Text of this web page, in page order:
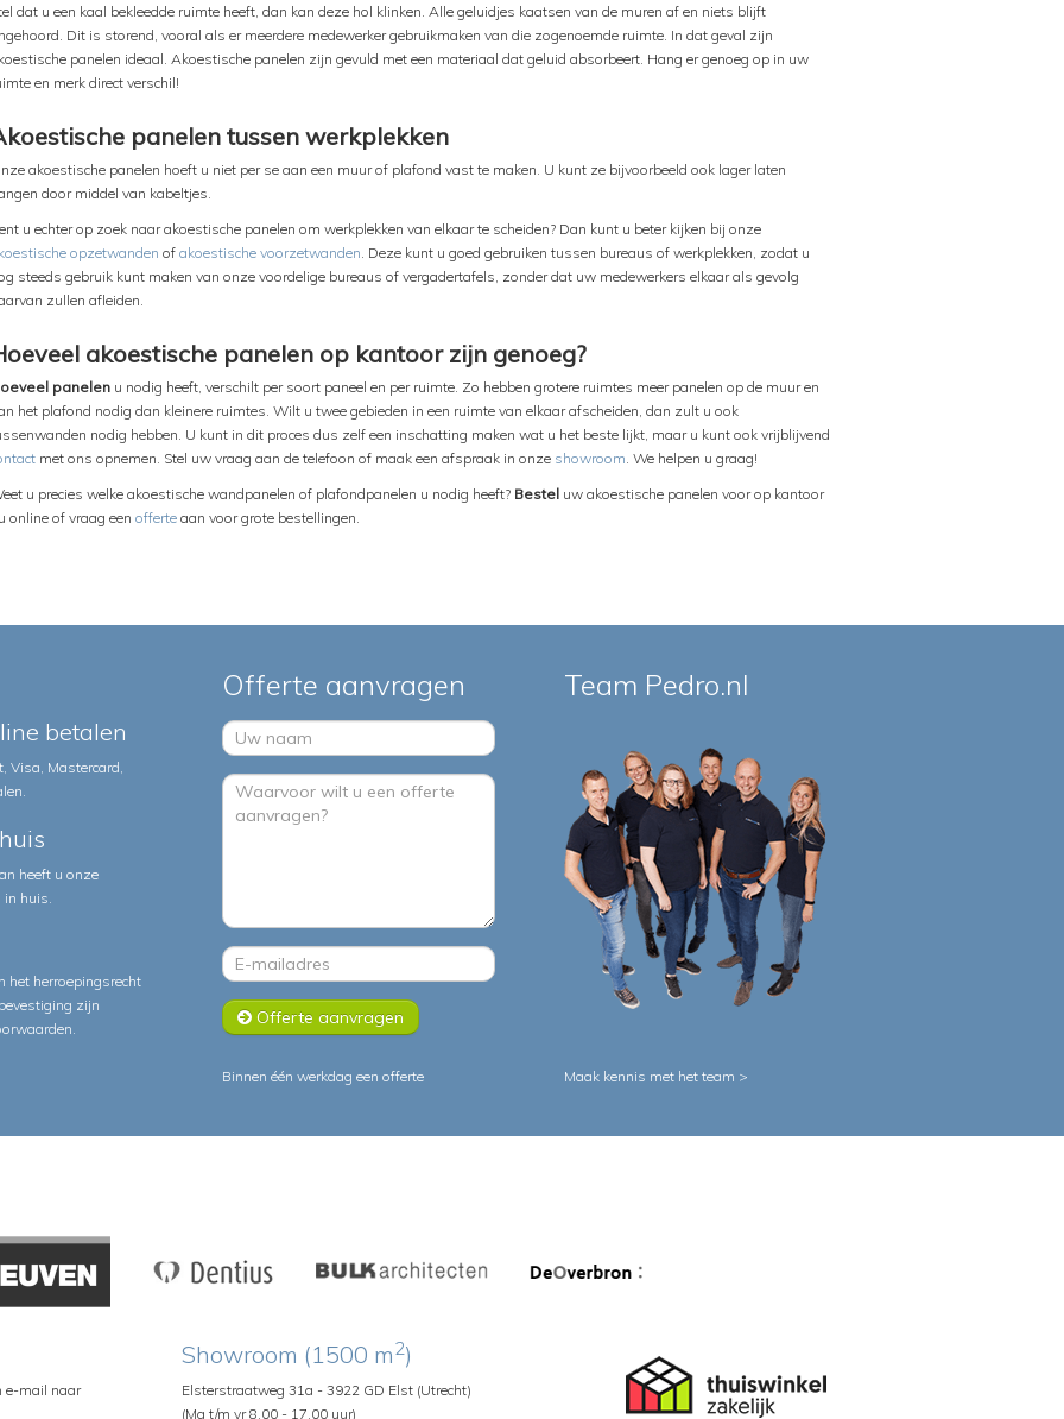
dat u een kaal bekleedde ruimte heeft, dan kan deze hol klinken. Alle geluidjes kaatsen van de muren af en niets blijft
Dit is storend, vooral als er meerdere medewerker gebruikmaken van die zogenoemde ruimte. In dat geval zijn
panelen ideaal. Akoestische panelen zijn gevuld met een materiaal dat geluid absorbeert. Hang er genoeg op in uw
en merk direct verschil!
panelen tussen werkplekken
akoestische panelen hoeft u niet per se aan een muur of plafond vast te maken. U kunt ze bijvoorbeeld ook lager laten
door middel van kabeltjes.
u echter op zoek naar akoestische panelen om werkplekken van elkaar te scheiden? Dan kunt u beter kijken bij onze
opzetwanden of akoestische voorzetwanden. Deze kunt u goed gebruiken tussen bureaus of werkplekken, zodat u
steeds gebruik kunt maken van onze voordelige bureaus of vergadertafels, zonder dat uw medewerkers elkaar als gevolg
zullen afleiden.
akoestische panelen op kantoor zijn genoeg?
panelen u nodig heeft, verschilt per soort paneel en per ruimte. Zo hebben grotere ruimtes meer panelen op de muur en
het plafond nodig dan kleinere ruimtes. Wilt u twee gebieden in een ruimte van elkaar afscheiden, dan zult u ook
nodig hebben. U kunt in dit proces dus zelf een inschatting maken wat u het beste lijkt, maar u kunt ook vrijblijvend
met ons opnemen. Stel uw vraag aan de telefoon of maak een afspraak in onze showroom. We helpen u graag!
u precies welke akoestische wandpanelen of plafondpanelen u nodig heeft? Bestel uw akoestische panelen voor op kantoor
online of vraag een offerte aan voor grote bestellingen.
betalen
Visa, Mastercard,
heeft u onze
in huis.
het herroepingsrecht
zijn
.
Offerte aanvragen
Offerte aanvragen
Team Pedro.nl
Binnen één werkdag een offerte Maak kennis met het team >
e-mail naar
Showroom (1500 m2)
Elsterstraatweg 31a - 3922 GD Elst (Utrecht)
(Ma t/m vr 8.00 - 17.00 uur)